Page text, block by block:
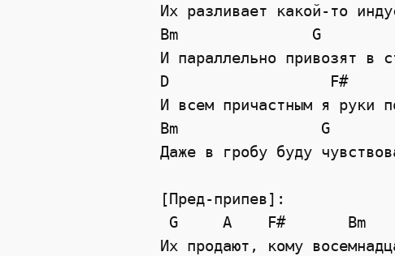
Их разливает какой-то
Bm
G
И параллельно привозят в
D
F#
И всем причастным я руки
Bm
G
Даже в гробу буду
[Пред-припев]:
G
A F#
Bm
Их продают, кому